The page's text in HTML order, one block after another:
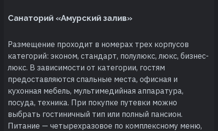
Санаторий «Амурский залив»
Размещение проходит в номерах трех корпусов
категорий: эконом, стандарт, полулюкс, люкс, бизнес-
люкс. В зависимости от категории, гостям
предоставляются спальные места, офисная и
кухонная мебель, мультимедийная аппаратура,
посуда, техника. При покупке путевки можно
выбрать гостиничный тип или полный пансион.
Питание — четырехразовое по комплексному меню,